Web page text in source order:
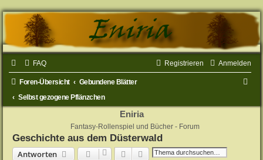
FAQ Anmelden
Registrieren
Foren-Übersicht
Gebundene Blätter
Selbst gezogene Pflänzchen
Eniria
Fantasy-Rollenspiel und Bücher - Forum
Geschichte aus dem Düsterwald
Antworten
Suche Erweiterte Suche